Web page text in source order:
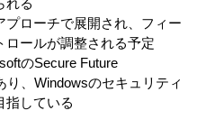
れる
プローチで展開され、フィー
ロールが調整される予定
のSecure Future
り、Windowsのセキュリティ
指している